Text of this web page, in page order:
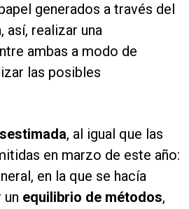
generados a través del
así, realizar una
ambas a modo de
las posibles
, al igual que las
en marzo de este año:
en la que se hacía
un equilibrio de métodos,